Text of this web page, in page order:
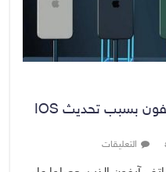
مشكلات خطيرة فى هواتف آيفون بسبب تحديث IOS
التعليقات